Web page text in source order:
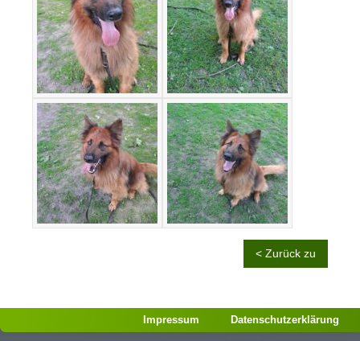
< Zurück zu
Impressum Datenschutzerklärung